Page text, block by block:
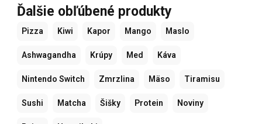
Ďalšie obľúbené produkty
Pizza Kiwi Kapor Mango Maslo
Ashwagandha Krúpy Med Káva
Nintendo Switch Zmrzlina Mäso Tiramisu
Sushi Matcha Šišky Protein Noviny